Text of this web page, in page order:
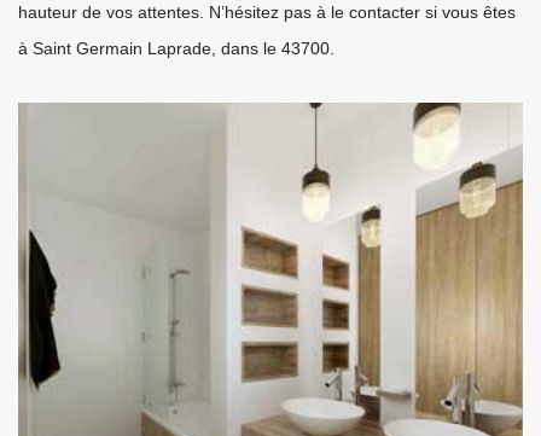
hauteur de vos attentes. N’hésitez pas à le contacter si vous êtes
à Saint Germain Laprade, dans le 43700.